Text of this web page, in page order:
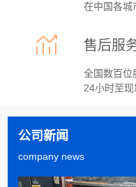
在中国各城
售后服
全国数百位
24小时至
公司新闻
company news
现在，国内绝大多
Q 雷蒙磨粉机工作原理
颚式破碎机将大块
送入料斗。然后，